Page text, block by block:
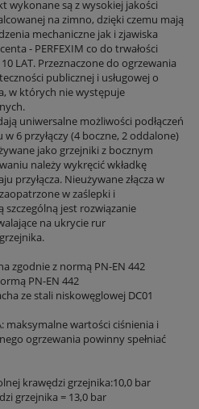
wykonane są z wysokiej jakości
na zimno, dzięki czemu mają
mechaniczne jak i zjawiska
- PERFEXIM co do trwałości
LAT. Przeznaczone do ogrzewania
publicznej i usługowej o
w których nie występuje
uniwersalne możliwości podłączeń
6 przyłączy (4 boczne, 2 oddalone)
jako grzejniki z bocznym
należy wykręcić wkładkę
przyłącza. Nieużywane złącza w
w zaślepki i
szczególną jest rozwiązanie
na ukrycie rur
zgodnie z normą PN-EN 442
PN-EN 442
ze stali niskowęglowej DC01
maksymalne wartości ciśnienia i
ogrzewania powinny spełniać
krawędzi grzejnika:10,0 bar
grzejnika = 13,0 bar